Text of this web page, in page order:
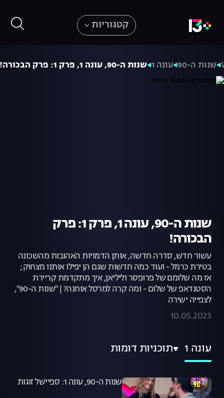
קטגוריות
שנות ה-90 עונה 1 שנות ה-90, עונה 1, פרק 1: פרק הבכורה!
שנות ה-90, עונה 1, פרק 1: פרק
הבכורה!
עשור חדש, סדרה חדשה, אותן הדמויות האהובות מהשכונה
בטירת כרמל - ועוד כמה חדשות שגם הן יפילו אותנו מצחוק;
אז מה שלומם של פרופסר וליליאן, איך מתקדמת קריירת
הסטנדאפ של שלום - ומה קרה למרסל אוחנה? | "שנות ה-90",
לצפייה ישירה
10.05.2023
עונה 1 תוכניות דומות
שנות ה-90, עונה 1: ספיישל זוגות